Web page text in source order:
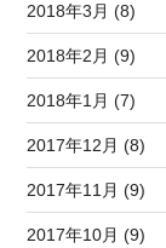
2018年3月 (8)
2018年2月 (9)
2018年1月 (7)
2017年12月 (8)
2017年11月 (9)
2017年10月 (9)